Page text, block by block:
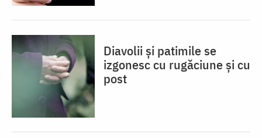
Diavolii și patimile se
izgonesc cu rugăciune și cu
post